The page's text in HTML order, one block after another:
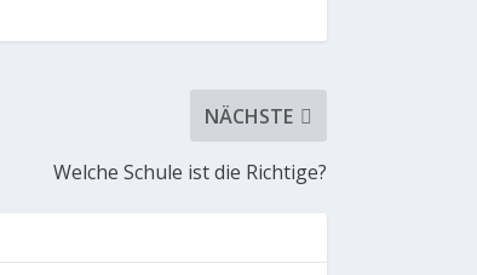
NÄCHSTE
Welche Schule ist die Richtige?